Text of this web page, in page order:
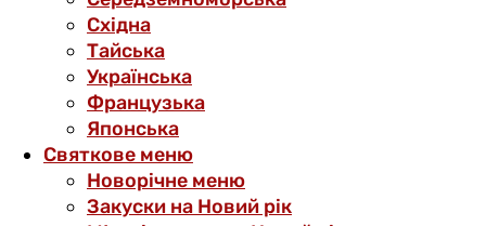
Східна
Тайська
Українська
Французька
Японська
Святкове меню
Новорічне меню
Закуски на Новий рік